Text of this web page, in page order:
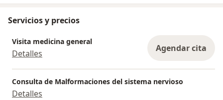
Servicios y precios
Visita medicina general
Detalles Agendar cita
Consulta de Malformaciones del sistema nervioso
Detalles